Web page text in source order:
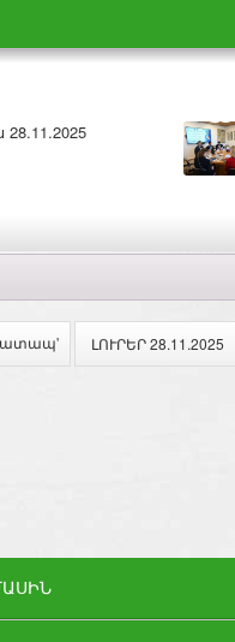
ԼՈՒՐԵՐ 27.11.2025
ԼՈՒՐԵՐ 28.11.2025